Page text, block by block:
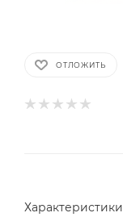
ОТЛОЖИТЬ
Характеристики